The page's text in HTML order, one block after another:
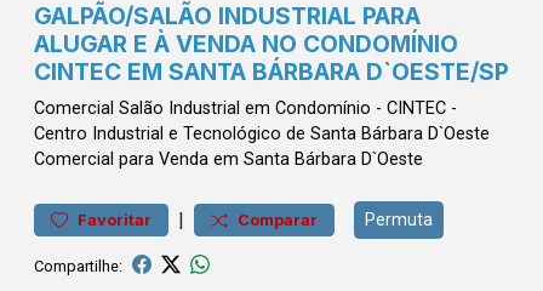
GALPÃO/SALÃO INDUSTRIAL PARA
ALUGAR E À VENDA NO CONDOMÍNIO
CINTEC EM SANTA BÁRBARA D`OESTE/SP
Comercial Salão Industrial em Condomínio - CINTEC -
Centro Industrial e Tecnológico de Santa Bárbara D`Oeste
Comercial para Venda em Santa Bárbara D`Oeste
Favoritar | Comparar Permuta
Compartilhe: